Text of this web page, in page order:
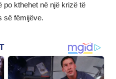
po kthehet në një krizë të
së fëmijëve.